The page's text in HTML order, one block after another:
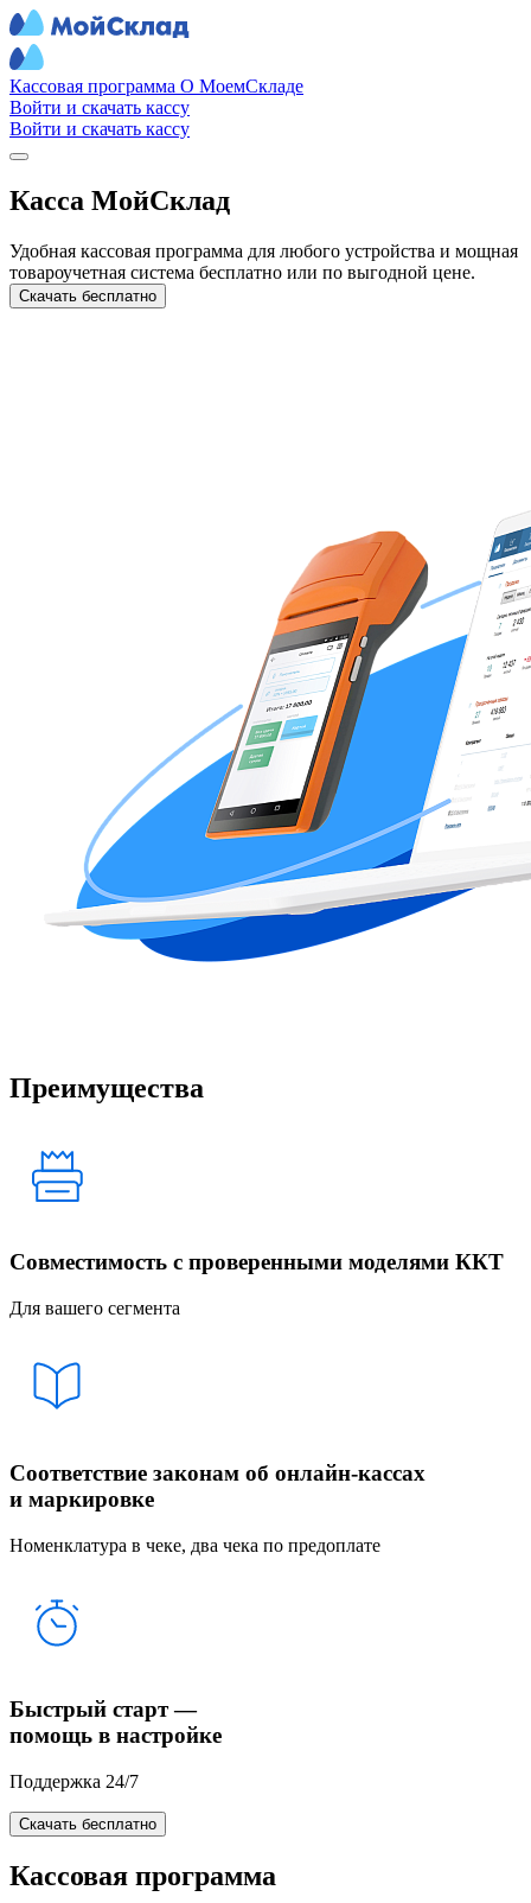
Кассовая программа О МоемСкладе
Войти и скачать кассу
Войти и скачать кассу
Касса МойСклад
Удобная кассовая программа для любого устройства и мощная
товароучетная система бесплатно или по выгодной цене.
Скачать бесплатно
Преимущества
Совместимость с проверенными моделями ККТ
Для вашего сегмента
Соответствие законам об онлайн-кассах
и маркировке
Номенклатура в чеке, два чека по предоплате
Быстрый старт —
помощь в настройке
Поддержка 24/7
Скачать бесплатно
Кассовая программа